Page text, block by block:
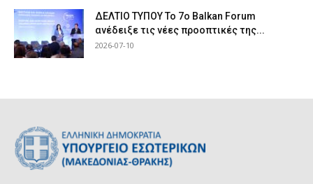
ΔΕΛΤΙΟ ΤΥΠΟΥ Το 7ο Balkan Forum
ανέδειξε τις νέες προοπτικές της...
2026-07-10